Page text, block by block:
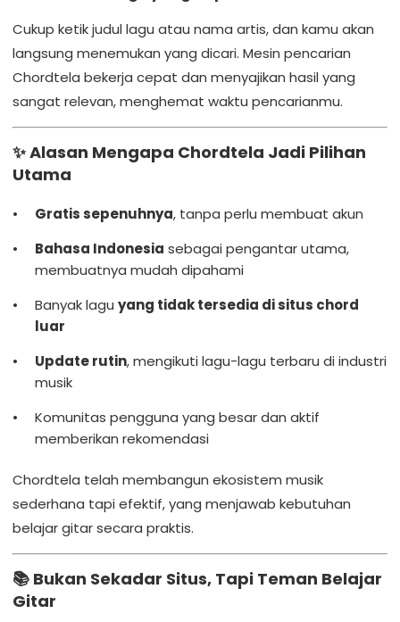
Cukup ketik judul lagu atau nama artis, dan kamu akan
langsung menemukan yang dicari. Mesin pencarian
Chordtela bekerja cepat dan menyajikan hasil yang
sangat relevan, menghemat waktu pencarianmu.
✨ Alasan Mengapa Chordtela Jadi Pilihan
Utama
Gratis sepenuhnya, tanpa perlu membuat akun
Bahasa Indonesia sebagai pengantar utama,
membuatnya mudah dipahami
Banyak lagu yang tidak tersedia di situs chord
luar
Update rutin, mengikuti lagu-lagu terbaru di industri
musik
Komunitas pengguna yang besar dan aktif
memberikan rekomendasi
Chordtela telah membangun ekosistem musik
sederhana tapi efektif, yang menjawab kebutuhan
belajar gitar secara praktis.
📚 Bukan Sekadar Situs, Tapi Teman Belajar
Gitar